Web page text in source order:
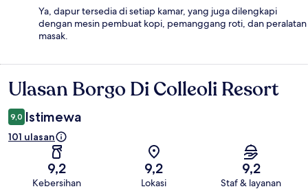
Ya, dapur tersedia di setiap kamar, yang juga dilengkapi
dengan mesin pembuat kopi, pemanggang roti, dan peralatan
masak.
Ulasan
Ulasan Borgo Di Colleoli Resort
9,0 Istimewa
101 ulasan
9,2
Kebersihan
9,2
Lokasi
9,2
Staf & layanan